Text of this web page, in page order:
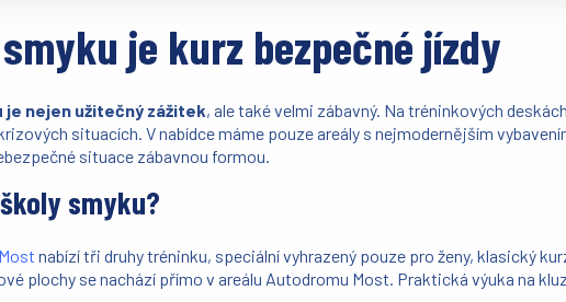
je kurz bezpečné jízdy
je nejen užitečný zážitek, ale také velmi zábavný. Na tréninkových
situacích. V nabídce máme pouze areály s nejmodernějším
situace zábavnou formou.
smyku?
nabízí tři druhy tréninku, speciální vyhrazený pouze pro ženy, klasický
plochy se nachází přímo v areálu Autodromu Most. Praktická výuka na